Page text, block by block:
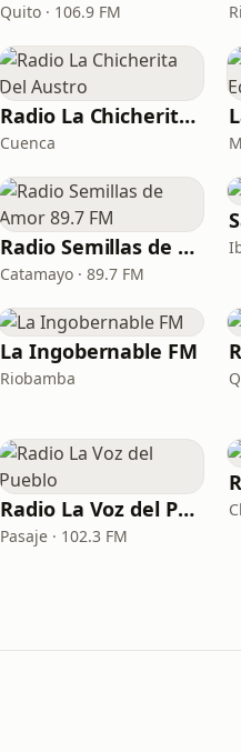
Quito · 106.9 FM
Radio La Chicherita Del Austro
Cuenca
Radio Semillas de Amor 89.7 FM
Catamayo · 89.7 FM
La Ingobernable FM
Riobamba
Radio La Voz del Pueblo
Pasaje · 102.3 FM